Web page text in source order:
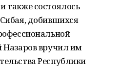
также состоялось
добившихся
Назаров вручил им
Республики